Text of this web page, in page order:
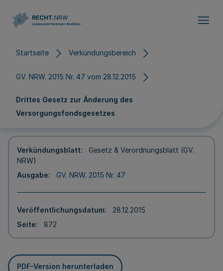
Startseite Verkündungsbereich
GV. NRW. 2015 Nr. 47 vom 28.12.2015
Drittes Gesetz zur Änderung des
Versorgungsfondsgesetzes
Verkündungsblatt
Gesetz & Verordnungsblatt (GV.
NRW)
Ausgabe
GV. NRW. 2015 Nr. 47
Veröffentlichungsdatum
28.12.2015
Seite
872
PDF-Version herunterladen